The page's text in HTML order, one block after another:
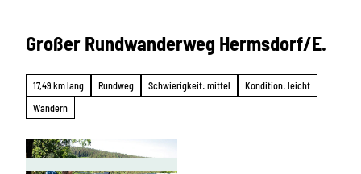
Großer Rundwanderweg Hermsdorf/E.
17,49 km lang Rundweg Schwierigkeit: mittel
Kondition: leicht
Wandern